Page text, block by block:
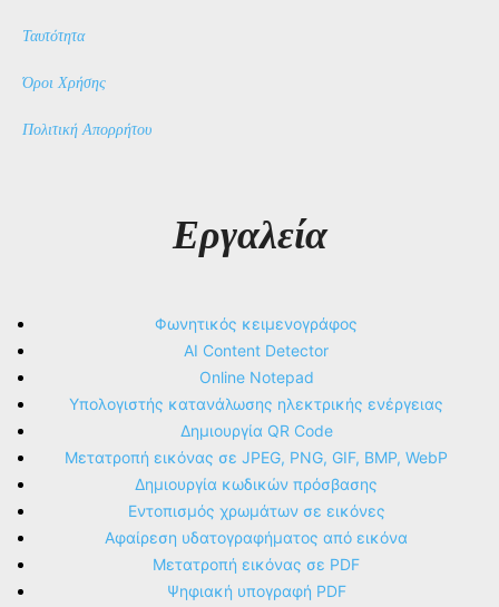
Ταυτότητα
Όροι Χρήσης
Πολιτική Απορρήτου
Εργαλεία
Φωνητικός κειμενογράφος
AI Content Detector
Online Notepad
Υπολογιστής κατανάλωσης ηλεκτρικής ενέργειας
Δημιουργία QR Code
Μετατροπή εικόνας σε JPEG, PNG, GIF, BMP, WebP
Δημιουργία κωδικών πρόσβασης
Εντοπισμός χρωμάτων σε εικόνες
Αφαίρεση υδατογραφήματος από εικόνα
Μετατροπή εικόνας σε PDF
Ψηφιακή υπογραφή PDF